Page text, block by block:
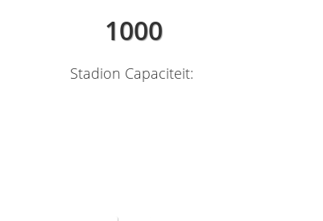
1000
Stadion Capaciteit: